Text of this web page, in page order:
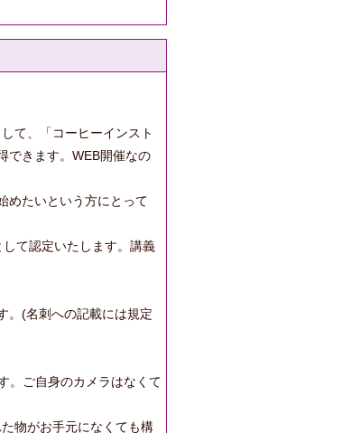
て、「コーヒーインスト
できます。WEB開催なの
めたいという方にとって
て認定いたします。講義
。(名刺への記載には規定
。ご自身のカメラはなくて
物がお手元になくても構